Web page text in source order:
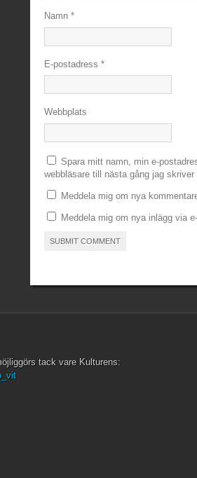
Namn *
E-postadress *
Webbplats
Spara mitt namn, min e-
webbläsare till nästa gång jag skriver
Meddela mig om nya
Meddela mig om nya inlägg via
tack vare Kulturens: